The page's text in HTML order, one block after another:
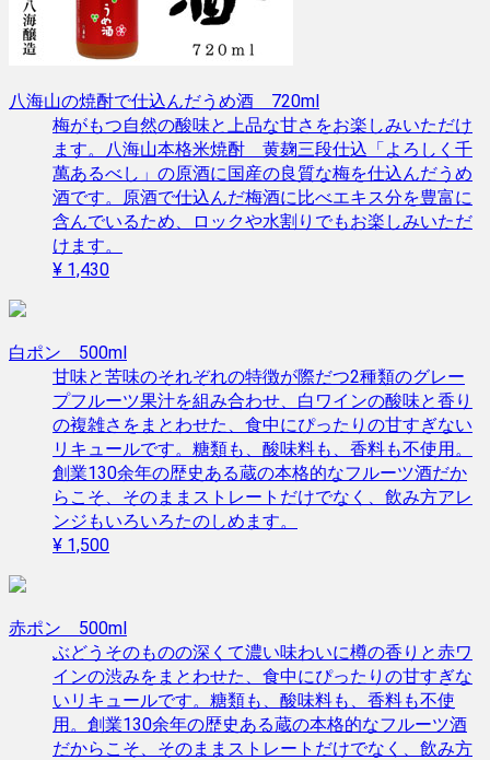
八海山の焼酎で仕込んだうめ酒 720ml
梅がもつ自然の酸味と上品な甘さをお楽しみいただけ
ます。八海山本格米焼酎 黄麹三段仕込「よろしく千
萬あるべし」の原酒に国産の良質な梅を仕込んだうめ
酒です。原酒で仕込んだ梅酒に比べエキス分を豊富に
含んでいるため、ロックや水割りでもお楽しみいただ
けます。
¥ 1,430
白ポン 500ml
甘味と苦味のそれぞれの特徴が際だつ2種類のグレー
プフルーツ果汁を組み合わせ、白ワインの酸味と香り
の複雑さをまとわせた、食中にぴったりの甘すぎない
リキュールです。糖類も、酸味料も、香料も不使用。
創業130余年の歴史ある蔵の本格的なフルーツ酒だか
らこそ、そのままストレートだけでなく、飲み方アレ
ンジもいろいろたのしめます。
¥ 1,500
赤ポン 500ml
ぶどうそのものの深くて濃い味わいに樽の香りと赤ワ
インの渋みをまとわせた、食中にぴったりの甘すぎな
いリキュールです。糖類も、酸味料も、香料も不使
用。創業130余年の歴史ある蔵の本格的なフルーツ酒
だからこそ、そのままストレートだけでなく、飲み方